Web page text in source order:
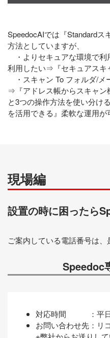
SpeedocAIでは『Standardス
方法としていますが、
・よりセキュアな環境で利
利用したい⇒『セキュアスキ
・スキャン To フォルダ/メ
⇒『アドレス帳からスキャン
と3つの操作方法を使い分け
を活用できる』柔軟な運用が
現場編
設置の時に困ったら
ご案内している電話番号は
Speedoc
対応時間 ：平日
お問い合わせ先：リ